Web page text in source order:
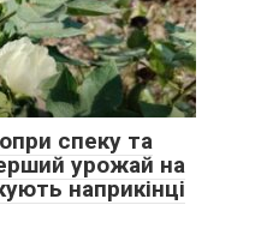
спеку та
урожай на
наприкінці